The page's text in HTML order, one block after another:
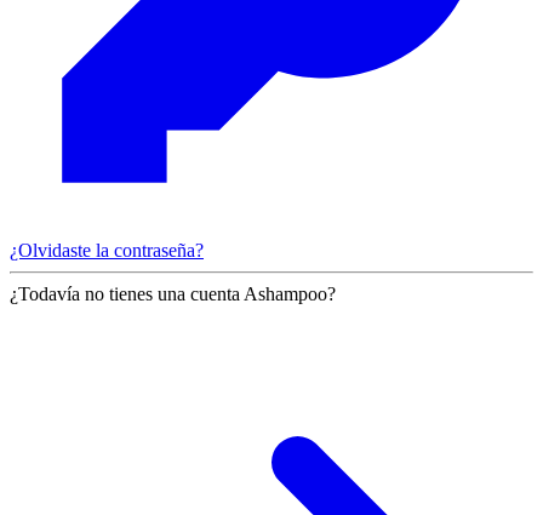
¿Olvidaste la contraseña?
¿Todavía no tienes una cuenta Ashampoo?